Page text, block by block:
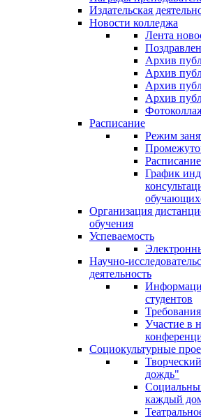
Издательская
Новости колледжа
Лента
Архив
Архив
Архив
Архив
Расписание
Режим
График
Организация
обучения
Успеваемость
Научно-
деятельность
студентов
Участие в
Социокультурные
дождь"
каждый